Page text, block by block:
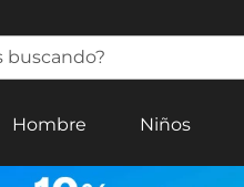
Hombre Niños